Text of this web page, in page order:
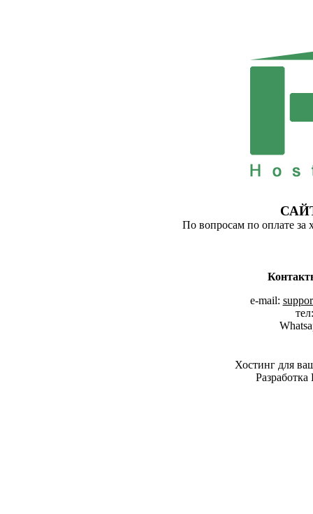
По вопросам по оплате за
e-mail:
Хостинг для